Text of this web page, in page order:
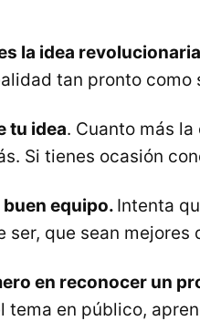
la idea revolucionaria
tan pronto como
tu idea. Cuanto más
Si tienes ocasión
buen equipo. Intenta
ser, que sean mejores
en reconocer un
tema en público,